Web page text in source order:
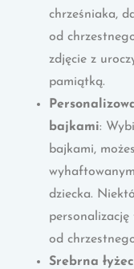
chrześniaka,
od
zdjęcie z
pamiątką.
bajkami:
bajkami,
dziecka.
od
Srebrna